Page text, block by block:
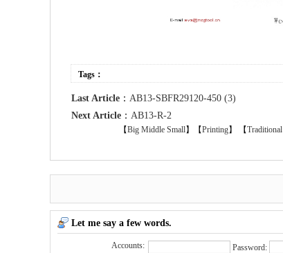
Tags：
Last Article ：AB13-SBFR29120-450 (3)
Next Article ：AB13-R-2
【Big Middle Small】【Printing】 【Traditional
Let me say a few words.
Accounts: Password: